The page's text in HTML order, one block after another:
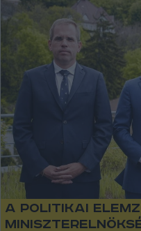
A politikai